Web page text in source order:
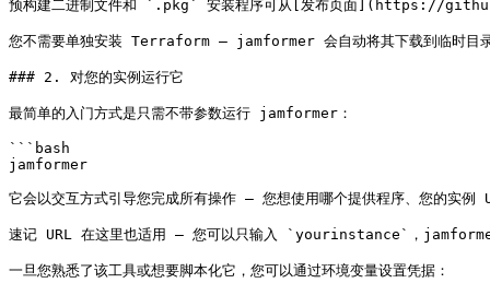
预构建二进制文件和 `.pkg` 安装程序可从[发布页面](https://
您不需要单独安装 Terraform — jamformer 会自动将其下载到临时目
### 2. 对您的实例运行它
最简单的入门方式是只需不带参数运行 jamformer：
```bash
jamformer
它会以交互方式引导您完成所有操作 — 您想使用哪个提供程序、您的实例
速记 URL 在这里也适用 — 您可以只输入 `yourinstance`，
一旦您熟悉了该工具或想要脚本化它，您可以通过环境变量设置凭据：